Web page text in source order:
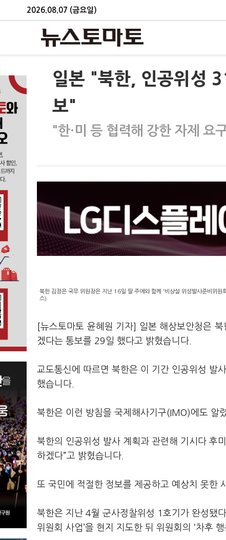
2026.08.07 (금요일)
일본 "북한, 인공위성
보"
"한·미 등 협력해 강한 자제 요
북한 김정은 국무 위원장은 지난 16일 딸 주애와 함께 '비상설 위성발사준비위
스)
[뉴스토마토 윤혜원 기자] 일본 해상보안청은
겠다는 통보를 29일 했다고 밝혔습니다.
교도통신에 따르면 북한은 이 기간 인공위성 발
했습니다.
북한은 이런 방침을 국제해사기구(IMO)에도 알
북한의 인공위성 발사 계획과 관련해 기시다 후
하겠다”고 밝혔습니다.
또 국민에 적절한 정보를 제공하고 예상치 못한
북한은 지난 4월 군사정찰위성 1호기가 완성됐
위원회 사업’을 현지 지도한 뒤 위원회의 ‘차후